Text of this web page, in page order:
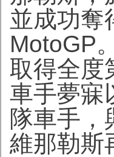
並成功奪
MotoGP
取得全度
車手夢寐
隊車手，
維那勒斯